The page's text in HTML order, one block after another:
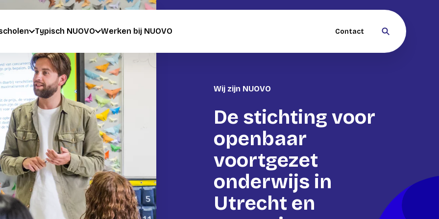
Typisch NUOVO Werken bij NUOVO Contact
Wij zijn NUOVO
De stichting voor
openbaar
voortgezet
onderwijs in
Utrecht en